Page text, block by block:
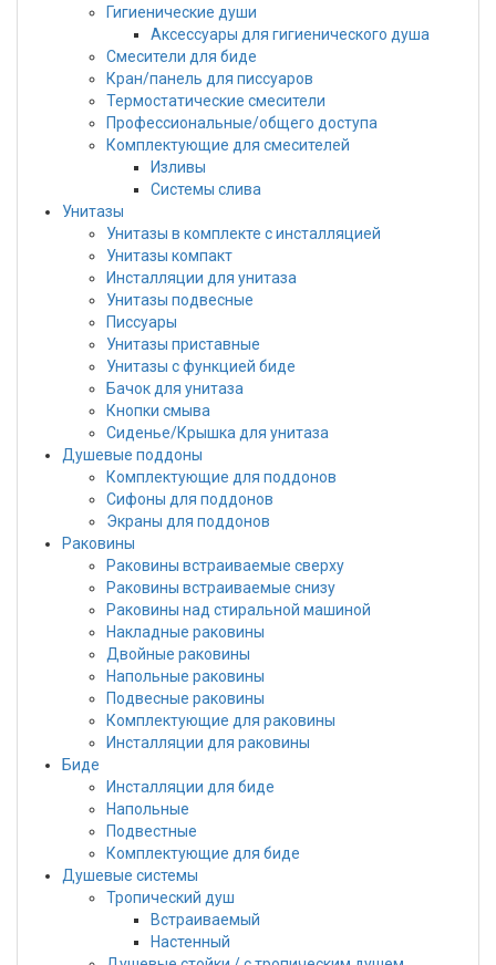
Гигиенические души
Аксессуары для гигиенического душа
Смесители для биде
Кран/панель для писсуаров
Термостатические смесители
Профессиональные/общего доступа
Комплектующие для смесителей
Изливы
Системы слива
Унитазы
Унитазы в комплекте с инсталляцией
Унитазы компакт
Инсталляции для унитаза
Унитазы подвесные
Писсуары
Унитазы приставные
Унитазы с функцией биде
Бачок для унитаза
Кнопки смыва
Сиденье/Крышка для унитаза
Душевые поддоны
Комплектующие для поддонов
Сифоны для поддонов
Экраны для поддонов
Раковины
Раковины встраиваемые сверху
Раковины встраиваемые снизу
Раковины над стиральной машиной
Накладные раковины
Двойные раковины
Напольные раковины
Подвесные раковины
Комплектующие для раковины
Инсталляции для раковины
Биде
Инсталляции для биде
Напольные
Подвестные
Комплектующие для биде
Душевые системы
Тропический душ
Встраиваемый
Настенный